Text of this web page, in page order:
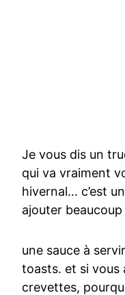
Je vous dis un
qui va vraiment
hivernal… c’est
ajouter
une sauce à
toasts. et si vous
crevettes,